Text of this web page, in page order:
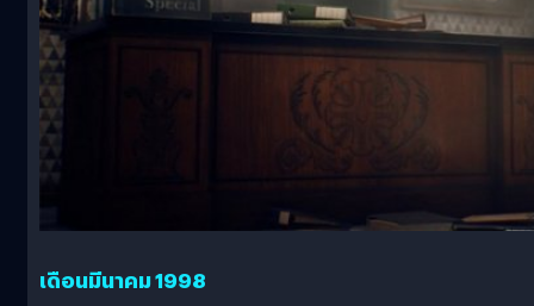
เดือนมีนาคม 1998